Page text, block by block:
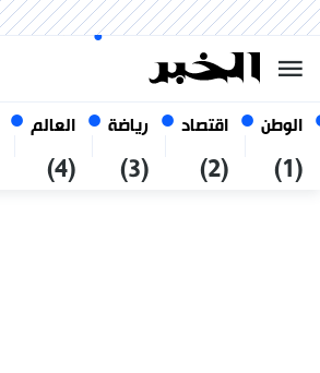
الوطن
(1)
اقتصاد
(2)
رياضة
(3)
العالم
(4)
07 أغسطس 2026
الجزائر